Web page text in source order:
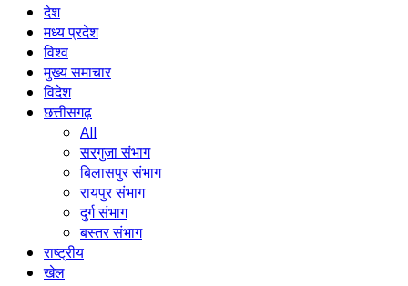
देश
मध्य प्रदेश
विश्व
मुख्य समाचार
विदेश
छत्तीसगढ़
All
सरगुजा संभाग
बिलासपुर संभाग
रायपुर संभाग
दुर्ग संभाग
बस्तर संभाग
राष्ट्रीय
खेल